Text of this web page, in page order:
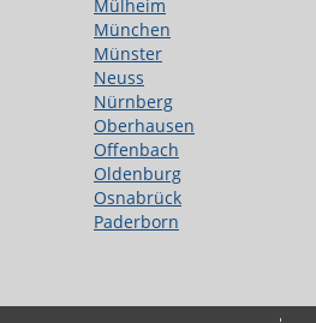
Mülheim
München
Münster
Neuss
Nürnberg
Oberhausen
Offenbach
Oldenburg
Osnabrück
Paderborn